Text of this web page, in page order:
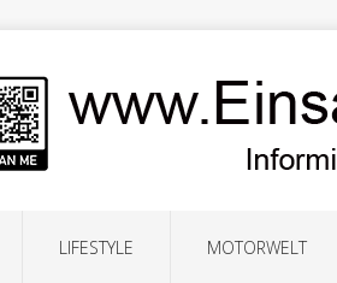
LIFESTYLE MOTORWELT